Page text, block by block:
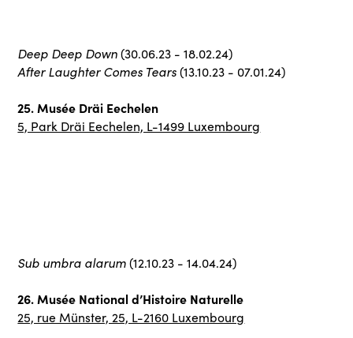
Deep Deep Down(30.06.23 - 18.02.24)
After Laughter Comes Tears(13.10.23 - 07.01.24)
25. Musée Dräi Eechelen
5, Park Dräi Eechelen, L-1499 Luxembourg
Sub umbra alarum(12.10.23 - 14.04.24)
26. Musée National d’Histoire Naturelle
25, rue Münster, 25, L-2160 Luxembourg